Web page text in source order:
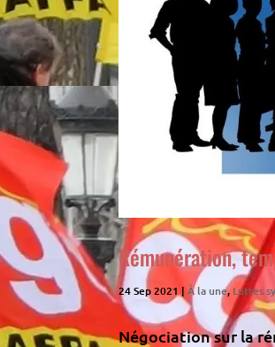
Rémunération,
24 Sep 2021|À la une,Luttes
Négociation sur la